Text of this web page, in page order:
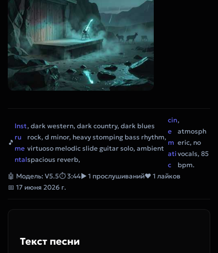
🎵
Inst
ru
me
ntal
, dark western, dark country, dark blues
rock, d minor, heavy stomping bass rhythm,
virtuoso melodic slide guitar solo, ambient
spacious reverb,
cin
e
m
ati
c
,
atmosph
eric, no
vocals, 85
bpm.
🤖 Модель: V5.5⏱ 3:44▶ 1 прослушиваний❤ 1 лайков
📅 17 июня 2026 г.
Текст песни